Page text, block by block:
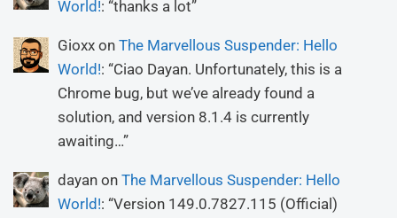
World!: “thanks a lot”
Gioxx on The Marvellous Suspender: Hello
World!: “Ciao Dayan. Unfortunately, this is a
Chrome bug, but we’ve already found a
solution, and version 8.1.4 is currently
awaiting…”
dayan on The Marvellous Suspender: Hello
World!: “Version 149.0.7827.115 (Official)